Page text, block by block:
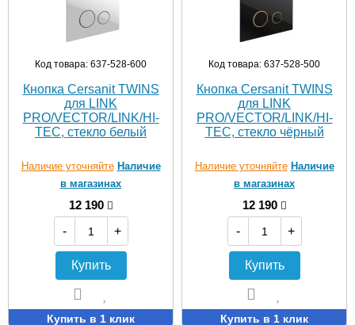
Код товара: 637-528-600
Кнопка Cersanit TWINS
для LINK
PRO/VECTOR/LINK/HI-
TEC, стекло белый
Наличие уточняйте Наличие
в магазинах
12 190
-
+
Купить
Купить в 1 клик
Код товара: 637-528-500
Кнопка Cersanit TWINS
для LINK
PRO/VECTOR/LINK/HI-
TEC, стекло чёрный
Наличие уточняйте Наличие
в магазинах
12 190
-
+
Купить
Купить в 1 клик